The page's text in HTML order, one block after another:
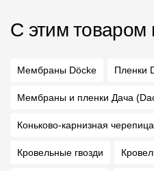
С этим товаром
Мембраны Döcke Пленки
Мембраны и пленки Дача
Коньково-карнизная черепица
Кровельные гвозди